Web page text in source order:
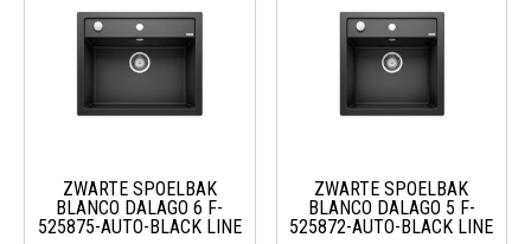
ZWARTE SPOELBAK
BLANCO DALAGO 6 F-
525875-AUTO-BLACK LINE
ZWARTE SPOELBAK
BLANCO DALAGO 5 F-
525872-AUTO-BLACK LINE